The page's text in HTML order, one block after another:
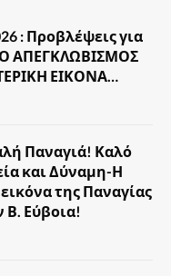
: Προβλέψεις για
ΑΠΕΓΚΛΩΒΙΣΜΟΣ
ΕΙΚΟΝΑ…
Παναγιά! Καλό
και Δύναμη-Η
της Παναγίας
Β. Εύβοια!